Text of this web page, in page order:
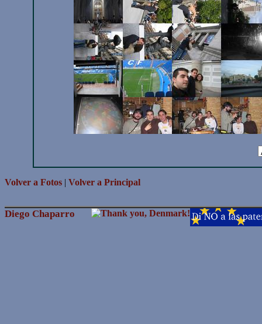
Volver a Fotos | Volver a Principal
Diego Chaparro